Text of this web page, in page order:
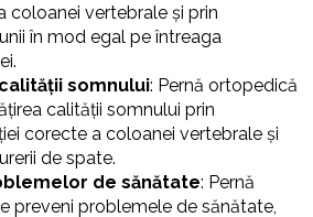
coloanei vertebrale și prin
în mod egal pe întreaga
somnului: Pernă ortopedică
calității somnului prin
corecte a coloanei vertebrale și
de spate.
de sănătate: Pernă
preveni problemele de sănătate,